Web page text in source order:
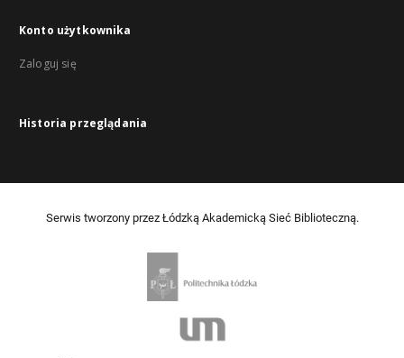
Konto użytkownika
Zaloguj się
Historia przeglądania
Serwis tworzony przez Łódzką Akademicką Sieć Biblioteczną.